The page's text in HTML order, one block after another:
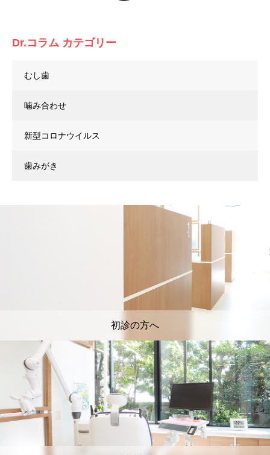
Dr.コラム カテゴリー
むし歯
噛み合わせ
新型コロナウイルス
歯みがき
初診の方へ